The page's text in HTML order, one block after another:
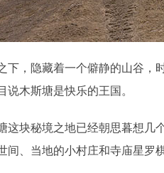
下，隐藏着一个僻静的山谷，
说木斯塘是快乐的王国。
这块秘境之地已经朝思暮想几
间、当地的小村庄和寺庙星罗